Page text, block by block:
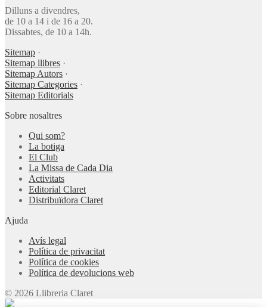
Dilluns a divendres,
de 10 a 14 i de 16 a 20.
Dissabtes, de 10 a 14h.
Sitemap ·
Sitemap llibres ·
Sitemap Autors ·
Sitemap Categories ·
Sitemap Editorials
Sobre nosaltres
Qui som?
La botiga
El Club
La Missa de Cada Dia
Activitats
Editorial Claret
Distribuïdora Claret
Ajuda
Avís legal
Política de privacitat
Política de cookies
Política de devolucions web
© 2026 Llibreria Claret